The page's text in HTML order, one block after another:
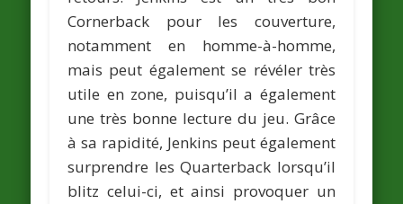
Cornerback pour les couverture,
notamment en homme-à-homme,
mais peut également se révéler très
utile en zone, puisqu’il a également
une très bonne lecture du jeu. Grâce
à sa rapidité, Jenkins peut également
surprendre les Quarterback lorsqu’il
blitz celui-ci, et ainsi provoquer un